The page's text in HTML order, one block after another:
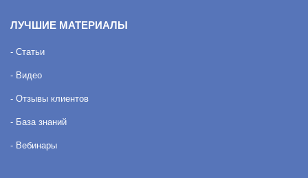
ЛУЧШИЕ МАТЕРИАЛЫ
- Статьи
- Видео
- Отзывы клиентов
- База знаний
- Вебинары